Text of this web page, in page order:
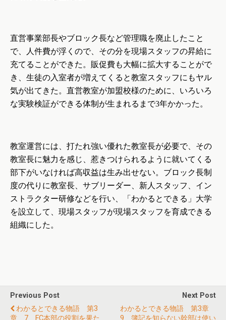
直営事業部長やブロック長など管理職を廃止したこと
で、人件費が浮くので、その分を現場スタッフの昇給に
充てることができた。販促費も大幅に拡大することがで
き、生徒の入室者が増えてくると教室スタッフにもヤル
気が出てきた。直営教室が加盟校様のために、いろいろ
な実験検証ができる体制が生まれるまで3年かかった。
教室運営には、打たれ強い優れた教室長が必要で、その
教室長に魅力を感じ、惹きつけられるように就いてくる
部下がいなければ高収益は生み出せない。ブロック長制
度の代りに教室長、サブリーダー、新人スタッフ、イン
ストラクター研修などを行い、「わかるとできる」大学
を設立して、現場スタッフが現場スタッフを育成できる
組織にした。
Previous Post
わかるとできる物語 第3
章 7 FC本部の役割を果た
Next Post
わかるとできる物語 第3章
9 簿記を知らない幹部は使い